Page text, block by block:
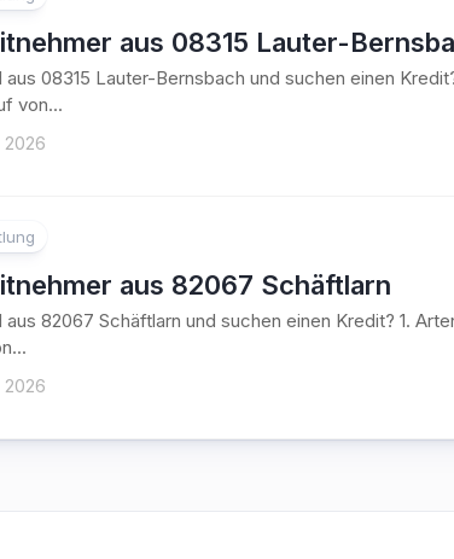
aus 08315 Lauter-
aus 08315 Lauter-Bernsbach und suchen einen
von...
2026
aus 82067 Schäftlarn
aus 82067 Schäftlarn und suchen einen Kredit? 1.
2026